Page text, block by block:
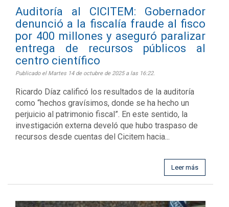
Auditoría al CICITEM: Gobernador
denunció a la fiscalía fraude al fisco
por 400 millones y aseguró paralizar
entrega de recursos públicos al
centro científico
Publicado el Martes 14 de octubre de 2025 a las 16:22.
Ricardo Díaz calificó los resultados de la auditoría
como “hechos gravísimos, donde se ha hecho un
perjuicio al patrimonio fiscal”. En este sentido, la
investigación externa develó que hubo traspaso de
recursos desde cuentas del Cicitem hacia...
Leer más